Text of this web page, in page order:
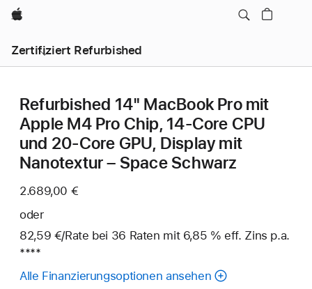
Apple
Zertifiziert Refurbished
Refurbished 14" MacBook Pro mit
Apple M4 Pro Chip, 14‑Core CPU
und 20‑Core GPU, Display mit
Nanotextur – Space Schwarz
2.689,00 €
oder
82,59 €/Rate pro
bei 36 Raten Raten
mit 6,85 % eff. Zins p.a.
****
Alle Finanzierungsoptionen ansehen